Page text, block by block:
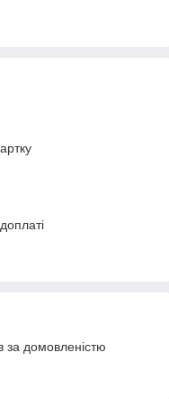
за домовленістю